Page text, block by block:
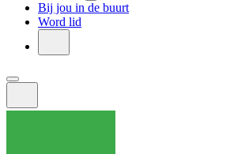
Bij jou in de buurt
Word lid